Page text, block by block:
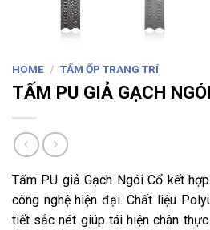
HOME / TẤM ỐP TRANG TRÍ
TẤM PU GIẢ GẠCH
Tấm PU giả Gạch Ngói Cổ kết
công nghệ hiện đại. Chất liệu
tiết sắc nét giúp tái hiện chân